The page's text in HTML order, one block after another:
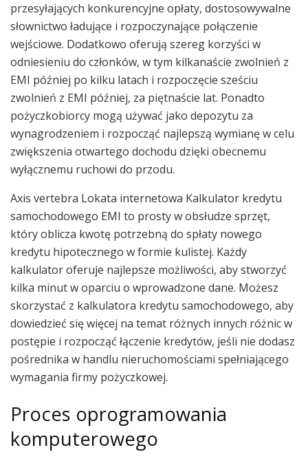
przesyłających konkurencyjne opłaty, dostosowywalne
słownictwo ładujące i rozpoczynające połączenie
wejściowe. Dodatkowo oferują szereg korzyści w
odniesieniu do członków, w tym kilkanaście zwolnień z
EMI później po kilku latach i rozpoczęcie sześciu
zwolnień z EMI później, za piętnaście lat. Ponadto
pożyczkobiorcy mogą używać jako depozytu za
wynagrodzeniem i rozpocząć najlepszą wymianę w celu
zwiększenia otwartego dochodu dzięki obecnemu
wyłącznemu ruchowi do przodu.
Axis vertebra Lokata internetowa Kalkulator kredytu
samochodowego EMI to prosty w obsłudze sprzęt,
który oblicza kwotę potrzebną do spłaty nowego
kredytu hipotecznego w formie kulistej. Każdy
kalkulator oferuje najlepsze możliwości, aby stworzyć
kilka minut w oparciu o wprowadzone dane. Możesz
skorzystać z kalkulatora kredytu samochodowego, aby
dowiedzieć się więcej na temat różnych innych różnic w
postępie i rozpocząć łączenie kredytów, jeśli nie dodasz
pośrednika w handlu nieruchomościami spełniającego
wymagania firmy pożyczkowej.
Proces oprogramowania
komputerowego